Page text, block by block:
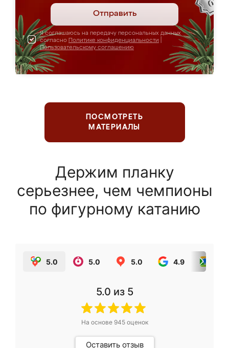
Отправить
Я соглашаюсь на передачу персональных данных
согласно Политике конфиденциальности
Пользовательскому соглашению
ПОСМОТРЕТЬ
МАТЕРИАЛЫ
Держим планку
серьезнее, чем чемпионы
по фигурному катанию
5.0 5.0 5.0 4.9
5.0 из 5
На основе 945оценок
Оставить отзыв